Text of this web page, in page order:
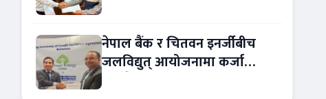
नेपाल बैंक र चितवन इनर्जीबीच
जलविद्युत् आयोजनामा कर्जा